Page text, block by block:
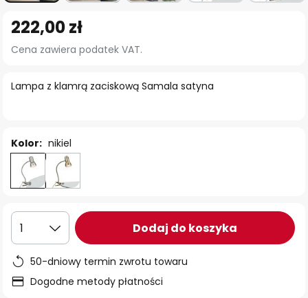
na
początek
Lampa z klamrą zaciskową Samala satyna
222,00 zł
Cena zawiera podatek VAT.
Kolor: nikiel
1 Dodaj do koszyka
50-dniowy termin zwrotu towaru
Dogodne metody płatności